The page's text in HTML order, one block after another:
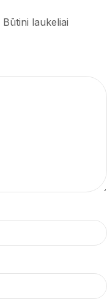
Būtini laukeliai